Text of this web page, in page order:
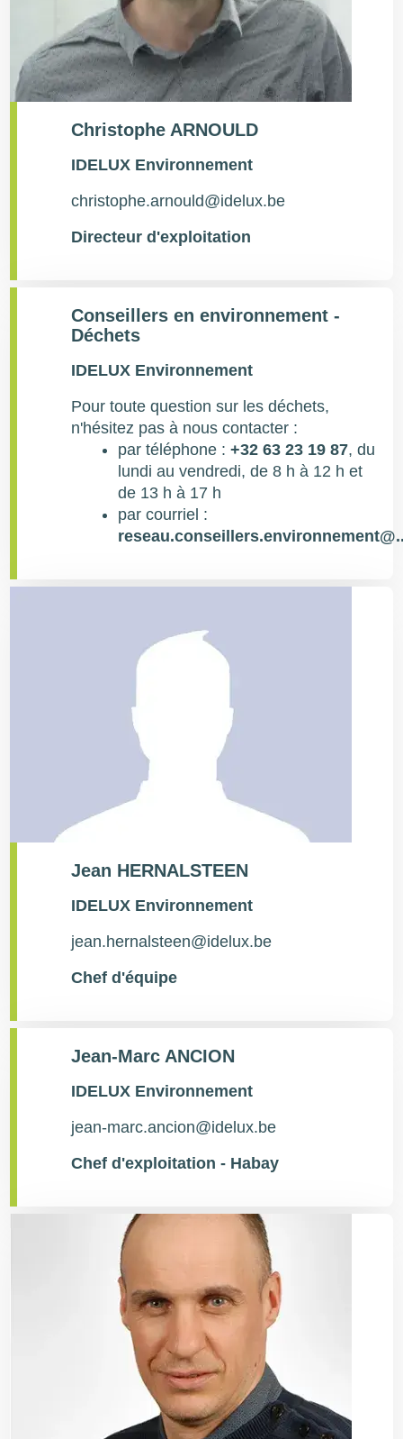
Christophe ARNOULD
Type
contact
IDELUX Environnement
christophe.arnould@idelux.be
Directeur d'exploitation
Conseillers en environnement -
Déchets
Type
contact
IDELUX Environnement
Pour toute question sur les déchets,
n'hésitez pas à nous contacter :
par téléphone :+32 63 23 19 87, du
lundi au vendredi, de 8 h à 12 h et
de 13 h à 17 h
par courriel :
Jean HERNALSTEEN
Type
contact
IDELUX Environnement
jean.hernalsteen@idelux.be
Chef d'équipe
Jean-Marc ANCION
Type
contact
IDELUX Environnement
jean-marc.ancion@idelux.be
Chef d'exploitation - Habay